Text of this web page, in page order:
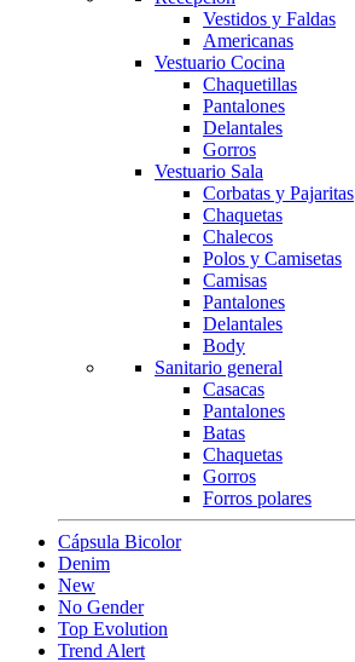
Vestidos y Faldas
Americanas
Vestuario Cocina
Chaquetillas
Pantalones
Delantales
Gorros
Vestuario Sala
Corbatas y Pajaritas
Chaquetas
Chalecos
Polos y Camisetas
Camisas
Pantalones
Delantales
Body
Sanitario general
Casacas
Pantalones
Batas
Chaquetas
Gorros
Forros polares
Cápsula Bicolor
Denim
New
No Gender
Top Evolution
Trend Alert